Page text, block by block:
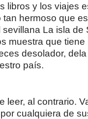
libros y los viajes
hermoso que
La isla de
muestra que
desolador, dela
país.
leer, al contrario.
cualquiera de